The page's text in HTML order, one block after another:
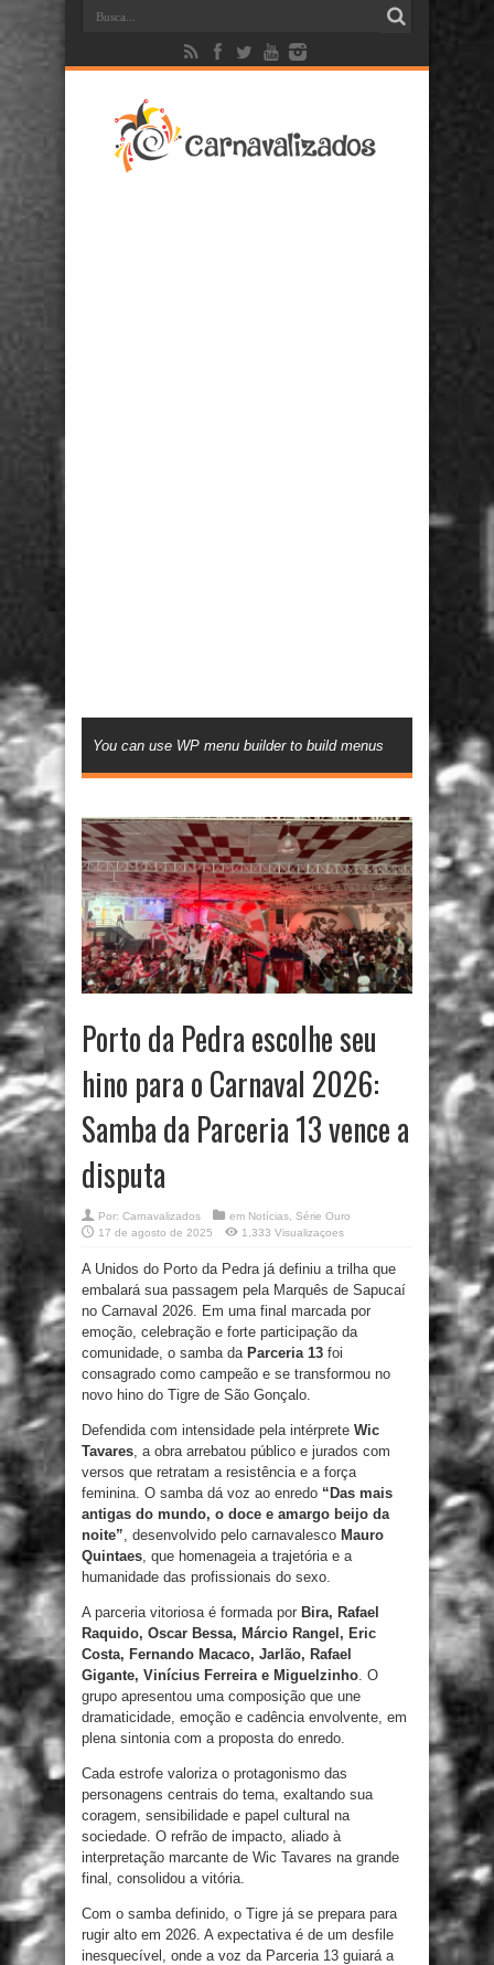
You can use WP menu builder to build menus
Porto da Pedra escolhe seu
hino para o Carnaval 2026:
Samba da Parceria 13 vence a
disputa
Por: Carnavalizados em Notícias Série Ouro
17 de agosto de 2025
1,333 Visualizaçoes
A Unidos do Porto da Pedra já definiu a trilha que
embalará sua passagem pela Marquês de Sapucaí
no Carnaval 2026. Em uma final marcada por
emoção, celebração e forte participação da
comunidade, o samba da Parceria 13 foi
consagrado como campeão e se transformou no
novo hino do Tigre de São Gonçalo.
Defendida com intensidade pela intérprete Wic
Tavares , a obra arrebatou público e jurados com
versos que retratam a resistência e a força
feminina. O samba dá voz ao enredo “Das mais
antigas do mundo, o doce e amargo beijo da
noite” , desenvolvido pelo carnavalesco Mauro
Quintaes , que homenageia a trajetória e a
humanidade das profissionais do sexo.
A parceria vitoriosa é formada por Bira, Rafael
Raquido, Oscar Bessa, Márcio Rangel, Eric
Costa, Fernando Macaco, Jarlão, Rafael
Gigante, Vinícius Ferreira e Miguelzinho . O
grupo apresentou uma composição que une
dramaticidade, emoção e cadência envolvente, em
plena sintonia com a proposta do enredo.
Cada estrofe valoriza o protagonismo das
personagens centrais do tema, exaltando sua
coragem, sensibilidade e papel cultural na
sociedade. O refrão de impacto, aliado à
interpretação marcante de Wic Tavares na grande
final, consolidou a vitória.
Com o samba definido, o Tigre já se prepara para
rugir alto em 2026. A expectativa é de um desfile
inesquecível, onde a voz da Parceria 13 guiará a